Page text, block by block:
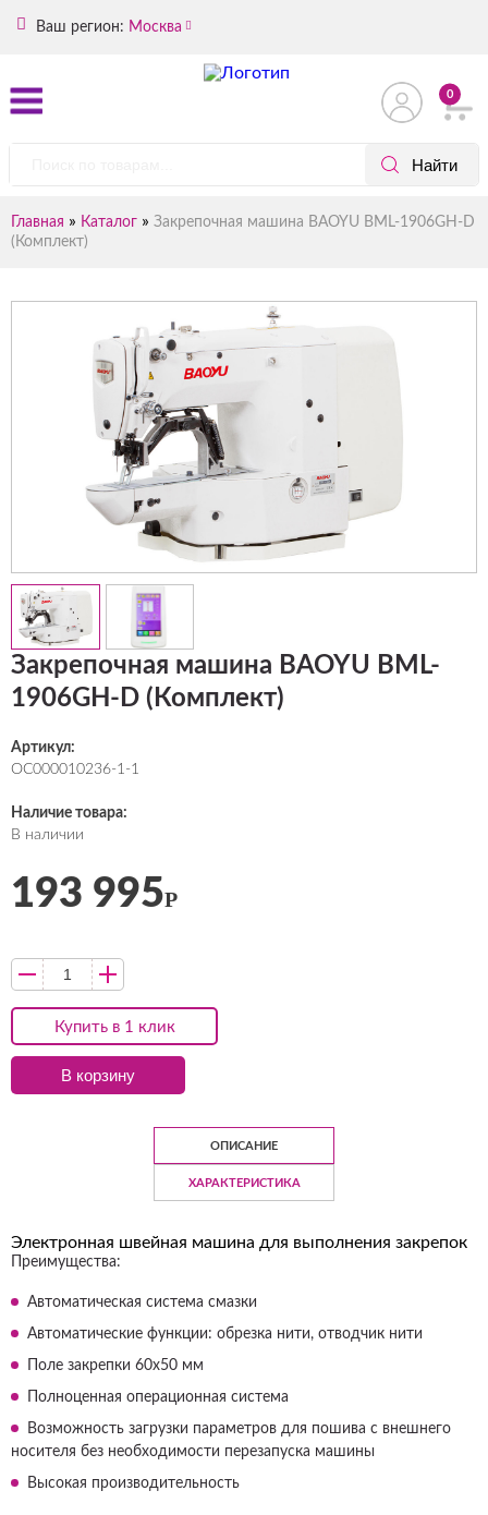
Ваш регион: Москва
0
Главная » Каталог » Закрепочная машина BAOYU BML-1906GH-D
(Комплект)
Закрепочная машина BAOYU BML-
1906GH-D (Комплект)
Артикул:
ОС000010236-1-1
Наличие товара:
В наличии
Купить в 1 клик
193 995Р
В корзину
ОПИСАНИЕ
ХАРАКТЕРИСТИКА
Электронная швейная машина для выполнения закрепок
Преимущества:
Автоматическая система смазки
Автоматические функции: обрезка нити, отводчик нити
Поле закрепки 60х50 мм
Полноценная операционная система
Возможность загрузки параметров для пошива с внешнего
носителя без необходимости перезапуска машины
Высокая производительность